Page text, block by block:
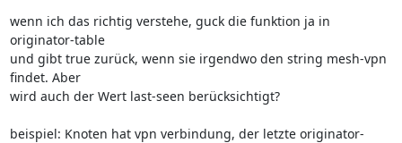
wenn ich das richtig verstehe, guck die funktion ja in
originator-table
und gibt true zurück, wenn sie irgendwo den string mesh-vpn
findet. Aber
wird auch der Wert last-seen berücksichtigt?
beispiel: Knoten hat vpn verbindung, der letzte originator-